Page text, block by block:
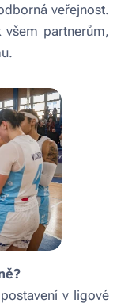
veřejnost.
partnerům,
v ligové